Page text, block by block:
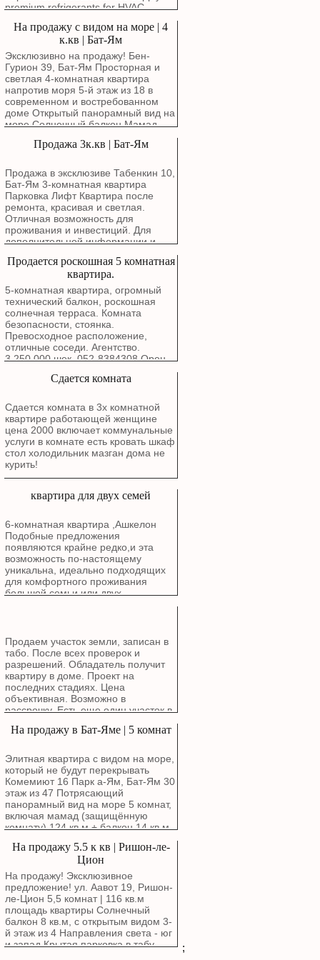
квартиры — по договоренности, не
• алюминиевые окна с москитными
сетками (кроме гостиной); • пандус
для инвалидных колясок; • общий
защищенный миклад находится
всего в нескольких метрах от
квартиры; • ваад байт — всего 220
₪ в месяц. При необходимости
новым владельцам можем оставить
тумбочку, кровать с прикроватными
тумбочками. Освобождение
квартиры — по договоренности, не
ключи в офисе! Агентство.
premium refrigerants for HVAC,
commercial cooling, and air
conditioning applications. ✅ R134a
Refrigerant Gas ✅ R410A Refrigerant
Gas ✅ R404A Refrigerant Gas ✅
R407C Refrigerant Gas Suitable for:
На продажу с видом на море | 4
к.кв | Бат-Ям
Эксклюзивно на продажу! Бен-
Гурион 39, Бат-Ям Просторная и
светлая 4-комнатная квартира
напротив моря 5-й этаж из 18 в
современном и востребованном
доме Открытый панорамный вид на
море Солнечный балкон Мамад
квартира с полноценным фасадом
атмосферными закатами с балкона
Маркетинговая цена: 3,780,000
шекелей
Продажа 3к.кв | Бат-Ям
Продажа в эксклюзиве Табенкин 10,
Бат-Ям 3-комнатная квартира
Парковка Лифт Квартира после
ремонта, красивая и светлая.
Отличная возможность для
проживания и инвестиций. Для
дополнительной информации и
нами.
Продается роскошная 5 комнатная
квартира.
5-комнатная квартира, огромный
технический балкон, роскошная
солнечная терраса. Комната
безопасности, стоянка.
Превосходное расположение,
отличные соседи. Агентство.
3,250,000 шек. 052-8384308 Орен.
Сдается комната
Сдается комната в 3х комнатной
квартире работающей женщине
цена 2000 включает коммунальные
услуги в комнате есть кровать шкаф
стол холодильник мазган дома не
курить!
квартира для двух семей
6-комнатная квартира ,Ашкелон
Подобные предложения
появляются крайне редко,и эта
возможность по-настоящему
уникальна, идеально подходящих
для комфортного проживания
большой семьи или двух
и Эко-парка. Все рядом: Школы,
детские сады.Особенности
квартиры: Квартира общей
площадью 6 комнат (планировка: 2
комнаты + 4 комнаты)
спроектирована для максимального
комфорта и уюта. Расположена в
й этаж из 4-х. Светлая сторона:
обеспечивая обилие естественного
света. Лифт. Солнечный балкон —
идеальное место для утреннего
кофе. Родительская спальня с
собственным туалетом и душем.
Комната безопасности (мамад).
Частная парковка. Всего один сосед
на этаже.
Продаем участок земли, записан в
табо. После всех проверок и
разрешений. Обладатель получит
квартиру в доме. Проект на
последних стадиях. Цена
объективная. Возможно в
рассрочку. Есть еще один участок в
строительства частного дома.
На продажу в Бат-Яме | 5 комнат
Элитная квартира с видом на море,
который не будут перекрывать
Комемиют 16 Парк а-Ям, Бат-Ям 30
этаж из 47 Потрясающий
панорамный вид на море 5 комнат,
включая мамад (защищённую
комнату) 124 кв.м + балкон 14 кв.м
парковочных места + кладовая
Квартира с дорогим ремонтом,
очень красивая 055-9777778
Сергей Резников
На продажу 5.5 к кв | Ришон-ле-
Цион
На продажу! Эксклюзивное
предложение! ул. Аавот 19, Ришон-
ле-Цион 5,5 комнат | 116 кв.м
площадь квартиры Солнечный
балкон 8 кв.м, с открытым видом 3-
й этаж из 4 Направления света - юг
и запад Крытая парковка в табу
;